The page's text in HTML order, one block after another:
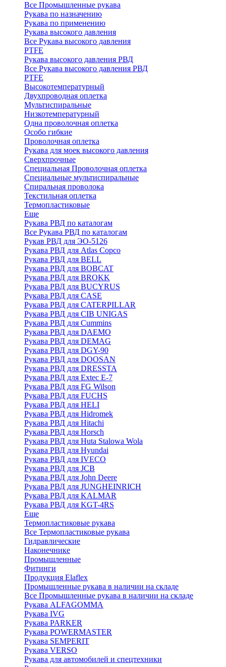
Все Промышленные рукава
Рукава по назначению
Рукава по применению
Рукава высокого давления
Все Рукава высокого давления
PTFE
Рукава высокого давления РВД
Все Рукава высокого давления РВД
PTFE
Высокотемпературный
Двухпроводная оплетка
Мультиспиральные
Низкотемпературный
Одна проволочная оплетка
Особо гибкие
Проволочная оплетка
Рукава для моек высокого давления
Сверхпрочные
Специальная Проволочная оплетка
Специальные мультиспиральные
Спиральная проволока
Текстильная оплетка
Термопластиковые
Еще
Рукава РВД по каталогам
Все Рукава РВД по каталогам
Рукав РВД для ЭО-5126
Рукава РВД для Atlas Copco
Рукава РВД для BELL
Рукава РВД для BOBCAT
Рукава РВД для BROKK
Рукава РВД для BUCYRUS
Рукава РВД для CASE
Рукава РВД для CATERPILLAR
Рукава РВД для CIB UNIGAS
Рукава РВД для Cummins
Рукава РВД для DAEMO
Рукава РВД для DEMAG
Рукава РВД для DGY-90
Рукава РВД для DOOSAN
Рукава РВД для DRESSTA
Рукава РВД для Extec E-7
Рукава РВД для FG Wilson
Рукава РВД для FUCHS
Рукава РВД для HELI
Рукава РВД для Hidromek
Рукава РВД для Hitachi
Рукава РВД для Horsch
Рукава РВД для Huta Stalowa Wola
Рукава РВД для Hyundai
Рукава РВД для IVECO
Рукава РВД для JCB
Рукава РВД для John Deere
Рукава РВД для JUNGHEINRICH
Рукава РВД для KALMAR
Рукава РВД для KGT-4RS
Еще
Термопластиковые рукава
Все Термопластиковые рукава
Гидравлические
Наконечнике
Промышленные
Фитинги
Продукция Elaflex
Промышленные рукава в наличии на складе
Все Промышленные рукава в наличии на складе
Рукава ALFAGOMMA
Рукава IVG
Рукава PARKER
Рукава POWERMASTER
Рукава SEMPERIT
Рукава VERSO
Рукава для автомобилей и спецтехники